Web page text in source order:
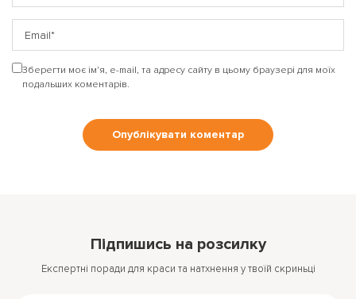
Зберегти моє ім'я, e-mail, та адресу сайту в цьому браузері для моїх
подальших коментарів.
Підпишись на розсилку
Експертні поради для краси та натхнення у твоїй скриньці